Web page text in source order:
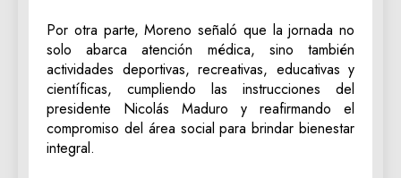
Por otra parte, Moreno señaló que la jornada no
solo abarca atención médica, sino también
actividades deportivas, recreativas, educativas y
científicas, cumpliendo las instrucciones del
presidente Nicolás Maduro y reafirmando el
compromiso del área social para brindar bienestar
integral.